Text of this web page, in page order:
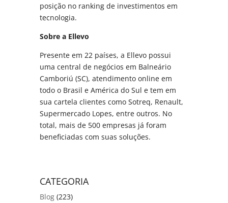
posição no ranking de investimentos em
tecnologia.
Sobre a Ellevo
Presente em 22 países, a Ellevo possui
uma central de negócios em Balneário
Camboriú (SC), atendimento online em
todo o Brasil e América do Sul e tem em
sua cartela clientes como Sotreq, Renault,
Supermercado Lopes, entre outros. No
total, mais de 500 empresas já foram
beneficiadas com suas soluções.
CATEGORIA
Blog (223)